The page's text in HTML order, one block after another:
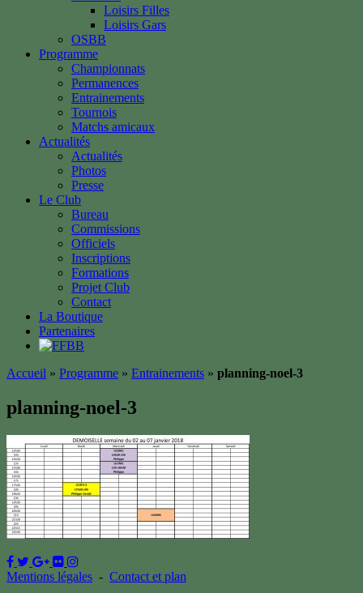
Loisirs Filles
Loisirs Gars
OSBB
Programme
Championnats
Permanences
Entrainements
Tournois
Matchs amicaux
Actualités
Actualités
Photos
Presse
Le Club
Bureau
Commissions
Officiels
Inscriptions
Formations
Projet Club
Contact
La Boutique
Partenaires
Accueil » Programme » Entrainements » planning-noel-3
planning-noel-3
Mentions légales - Contact et plan